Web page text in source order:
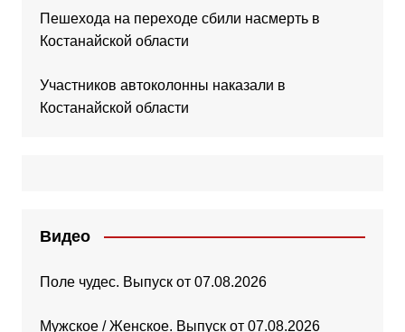
Пешехода на переходе сбили насмерть в
Костанайской области
Участников автоколонны наказали в
Костанайской области
Видео
Поле чудес. Выпуск от 07.08.2026
Мужское / Женское. Выпуск от 07.08.2026